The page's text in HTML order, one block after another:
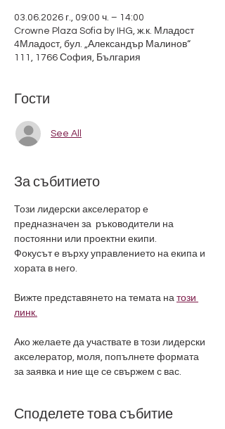
03.06.2026 г., 09:00 ч. – 14:00
Crowne Plaza Sofia by IHG, ж.к. Младост
4Младост, бул. „Александър Малинов“
111, 1766 София, България
Гости
See All
За събитието
Този лидерски акселератор е
предназначен за  ръководители на
постоянни или проектни екипи.
Фокусът е върху управлението на екипа и
хората в него.
Вижте представянето на темата на този
линк.
Ако желаете да участвате в този лидерски
акселератор, моля, попълнете формата
за заявка и ние ще се свържем с вас.
Споделете това събитие